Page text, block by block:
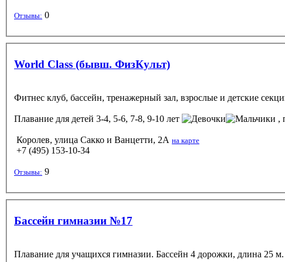
Отзывы: 0
World Class (бывш. ФизКульт)
Фитнес клуб, бассейн, тренажерный зал, взрослые и детские
Плавание для детей 3-4, 5-6, 7-8, 9-10 лет ,
Королев, улица Сакко и Ванцетти, 2А на карте
+7 (495) 153-10-34
Отзывы: 9
Бассейн гимназии №17
Плавание для учащихся гимназии. Бассейн 4 дорожки, длина 25 м.